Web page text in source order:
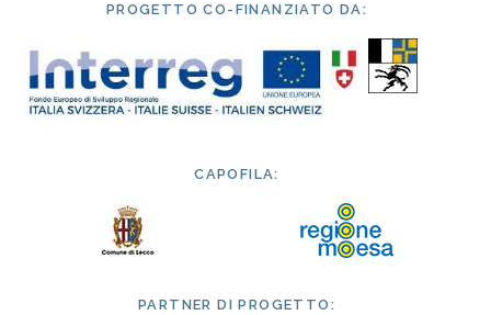
PROGETTO CO-FINANZIATO DA:
CAPOFILA:
PARTNER DI PROGETTO: